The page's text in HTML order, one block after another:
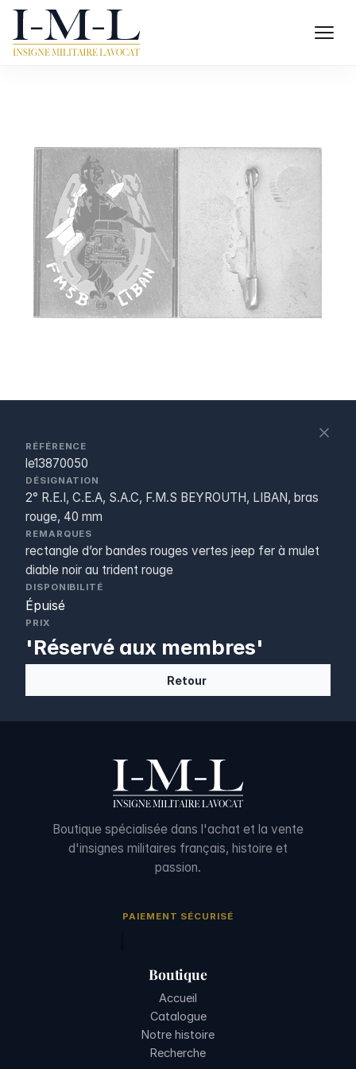
RÉFÉRENCE
le13870050
DÉSIGNATION
2° R.E.I, C.E.A, S.A.C, F.M.S BEYROUTH, LIBAN, bras
rouge, 40 mm
REMARQUES
rectangle d’or bandes rouges vertes jeep fer à mulet
diable noir au trident rouge
DISPONIBILITÉ
Épuisé
PRIX
'Réservé aux membres'
Retour
Boutique spécialisée dans l'achat et la vente
d'insignes militaires français, histoire et
passion.
PAIEMENT SÉCURISÉ
Boutique
Accueil
Catalogue
Notre histoire
Recherche